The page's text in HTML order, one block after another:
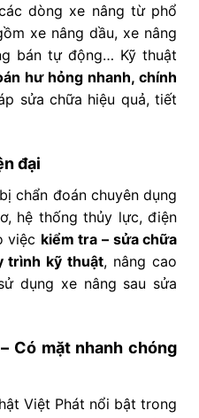
dòng xe nâng từ phổ
xe nâng dầu, xe nâng
bán tự động… Kỹ thuật
hư hỏng nhanh, chính
sửa chữa hiệu quả, tiết
đại
chẩn đoán chuyên dụng
hệ thống thủy lực, điện
việc kiểm tra – sửa chữa
trình kỹ thuật, nâng cao
dụng xe nâng sau sửa
Có mặt nhanh chóng
Việt Phát nổi bật trong